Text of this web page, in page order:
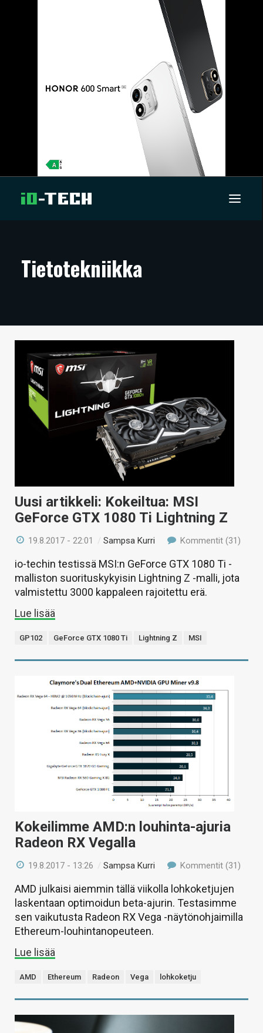
ARTIKKELIT
TECHBBS
TIETOA
HINTA.FI
KAUPPA
VAIHDA TEEMA
HAKU
Tietotekniikka
Uusi artikkeli: Kokeiltua: MSI
GeForce GTX 1080 Ti Lightning Z
19.8.2017 - 22:01 /Sampsa Kurri Kommentit (31)
io-techin testissä MSI:n GeForce GTX 1080 Ti -
malliston suorituskykyisin Lightning Z -malli, jota
valmistettu 3000 kappaleen rajoitettu erä.
Lue lisää
GP102 GeForce GTX 1080 Ti Lightning Z MSI
Kokeilimme AMD:n louhinta-ajuria
Radeon RX Vegalla
19.8.2017 - 13:26 /Sampsa Kurri Kommentit (31)
AMD julkaisi aiemmin tällä viikolla lohkoketjujen
laskentaan optimoidun beta-ajurin. Testasimme
sen vaikutusta Radeon RX Vega -näytönohjaimilla
Ethereum-louhintanopeuteen.
Lue lisää
AMD Ethereum Radeon Vega lohkoketju